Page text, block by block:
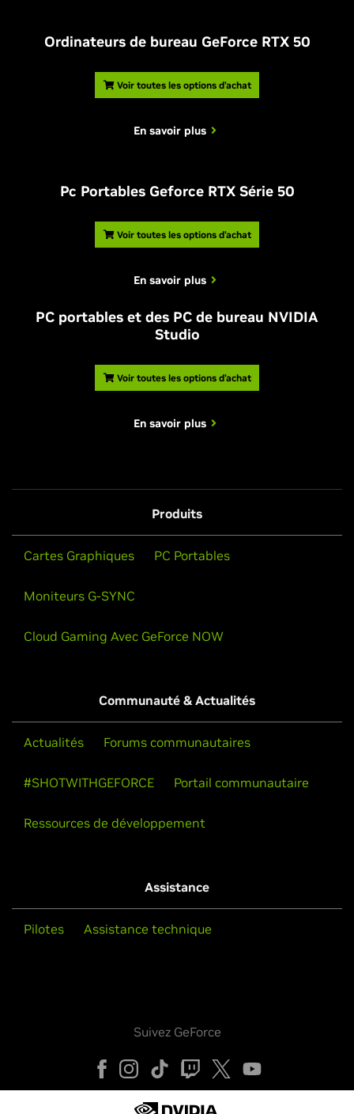
Ordinateurs de bureau GeForce RTX 50
Voir toutes les options d’achat
En savoir plus
Pc Portables Geforce RTX Série 50
Voir toutes les options d’achat
En savoir plus
PC portables et des PC de bureau NVIDIA
Studio
Voir toutes les options d’achat
En savoir plus
Produits
Cartes Graphiques PC Portables
Moniteurs G-SYNC
Cloud Gaming Avec GeForce NOW
Communauté & Actualités
Actualités Forums communautaires
#SHOTWITHGEFORCE Portail communautaire
Ressources de développement
Assistance
Pilotes Assistance technique
Suivez GeForce